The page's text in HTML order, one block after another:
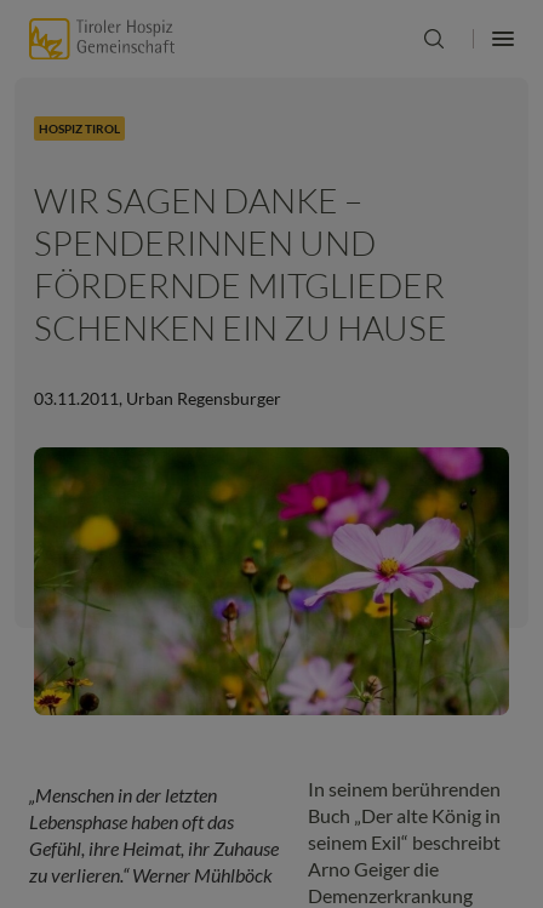
HOSPIZ TIROL
WIR SAGEN DANKE –
SPENDERINNEN UND
FÖRDERNDE MITGLIEDER
SCHENKEN EIN ZU HAUSE
03.11.2011, Urban Regensburger
„Menschen in der letzten
Lebensphase haben oft das
Gefühl, ihre Heimat, ihr Zuhause
zu verlieren.“ Werner Mühlböck
In seinem berührenden
Buch „Der alte König in
seinem Exil“ beschreibt
Arno Geiger die
Demenzerkrankung